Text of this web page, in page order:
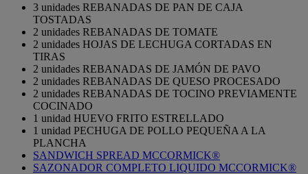
3 unidades REBANADAS DE PAN DE CAJA
TOSTADAS
2 unidades REBANADAS DE TOMATE
2 unidades HOJAS DE LECHUGA CORTADAS EN
TIRAS
2 unidades REBANADAS DE JAMÓN DE PAVO
2 unidades REBANADAS DE QUESO PROCESADO
2 unidades REBANADAS DE TOCINO PREVIAMENTE
COCINADO
1 unidad HUEVO FRITO ESTRELLADO
1 unidad PECHUGA DE POLLO PEQUEÑA A LA
PLANCHA
SANDWICH SPREAD MCCORMICK®
SAZONADOR COMPLETO LIQUIDO MCCORMICK®